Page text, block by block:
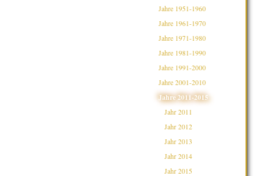
Jahre 1951-1960
Jahre 1961-1970
Jahre 1971-1980
Jahre 1981-1990
Jahre 1991-2000
Jahre 2001-2010
Jahre 2011-2015
Jahr 2011
Jahr 2012
Jahr 2013
Jahr 2014
Jahr 2015